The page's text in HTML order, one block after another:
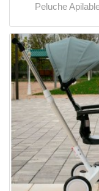
Peluche